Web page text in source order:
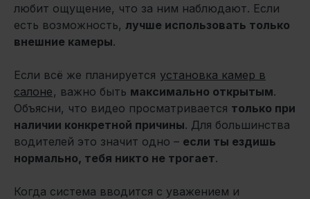
любит ощущение, что за ним наблюдают. Если
есть возможность, лучше использовать только
внешние камеры.
Если всё же планируется установка камер в
салоне , важно быть максимально открытым.
Объясни, что видео просматривается только при
наличии конкретной причины. Для большинства
водителей это значит одно – если ты ездишь
нормально, тебя никто не трогает.
Когда система вводится с уважением и